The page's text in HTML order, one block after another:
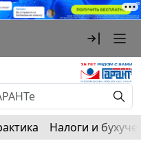
Налоги и